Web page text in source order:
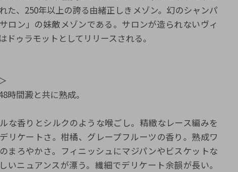
た、250年以上の誇る由緒正しきメゾン。幻のシャンパ
ロン」の妹敵メゾンである。サロンが造られないヴィ
ドゥラモットとしてリリースされる。
時間澱と共に熟成。
な香りとシルクのような喉ごし。精緻なレース編みを
リケートさ。柑橘、グレープフルーツの香り。熟成ワ
まろやかさ。フィニッシュにマジパンやビスケットな
いニュアンスが漂う。繊細でデリケート余韻が長い。